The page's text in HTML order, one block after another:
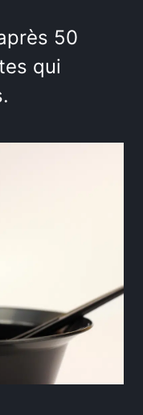
50
qui